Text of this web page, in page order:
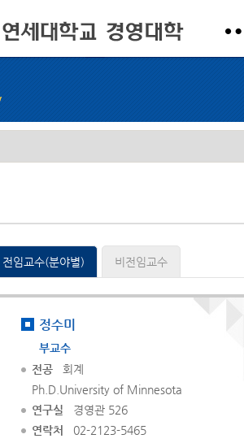
전임교수(분야별) 비전임교수
정수미
부교수
전공 회계
Ph.D.University of Minnesota
연구실 경영관 526
연락처
02-2123-5465